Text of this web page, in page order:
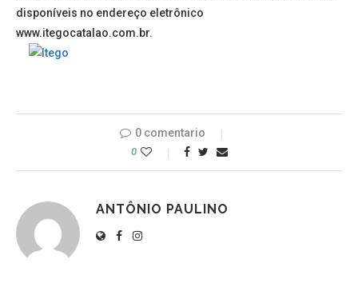
disponíveis no endereço eletrônico
www.itegocatalao.com.br.
0 comentario
0
ANTÔNIO PAULINO